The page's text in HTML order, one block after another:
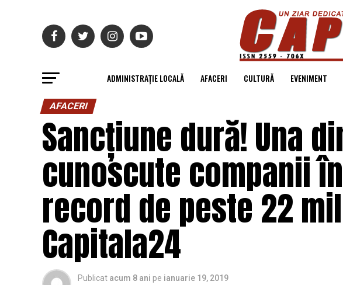
ADMINISTRAȚIE LOCALĂ AFACERI CULTURĂ EVENIMENT
AFACERI
Sancțiune dură! Una
cunoscute companii
record de peste 22
Capitala24
Publicat acum 8 ani pe ianuarie 19, 2019